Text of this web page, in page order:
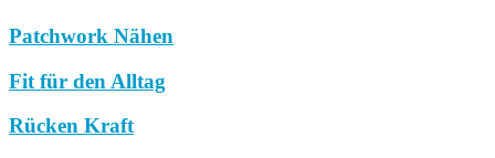
Patchwork Nähen
Fit für den Alltag
Rücken Kraft